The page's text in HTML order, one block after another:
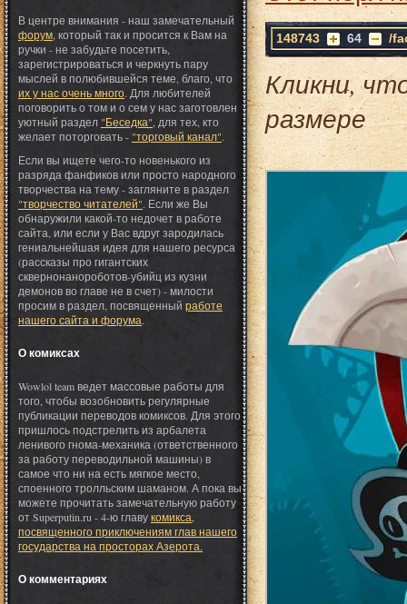
В центре внимания - наш замечательный
форум , который так и просится к Вам на
ручки - не забудьте посетить,
зарегистрироваться и черкнуть пару
мыслей в полюбившейся теме, благо, что
их у нас очень много. Для любителей
поговорить о том и о сем у нас заготовлен
уютный раздел "Беседка" , для тех, кто
желает поторговать - "торговый канал".
Если вы ищете чего-то новенького из
разряда фанфиков или просто народного
творчества на тему - загляните в раздел
"творчество читателей". Если же Вы
обнаружили какой-то недочет в работе
сайта, или если у Вас вдруг зародилась
гениальнейшая идея для нашего ресурса
(рассказы про гигантских
сквернонанороботов-убийц из кузни
демонов во главе не в счет) - милости
просим в раздел, посвященный работе
нашего сайта и форума.
О комиксах
Wowlol team ведет массовые работы для
того, чтобы возобновить регулярные
публикации переводов комиксов. Для этого
пришлось подстрелить из арбалета
ленивого гнома-механика (ответственного
за работу переводильной машины) в
самое что ни на есть мягкое место,
споенного тролльским шаманом. А пока вы
можете прочитать замечательную работу
от Superputin.ru - 4-ю главукомикса,
посвященного приключениям глав нашего
государства на просторах Азерота.
О комментариях
148743 64 /
Кликни,
размере